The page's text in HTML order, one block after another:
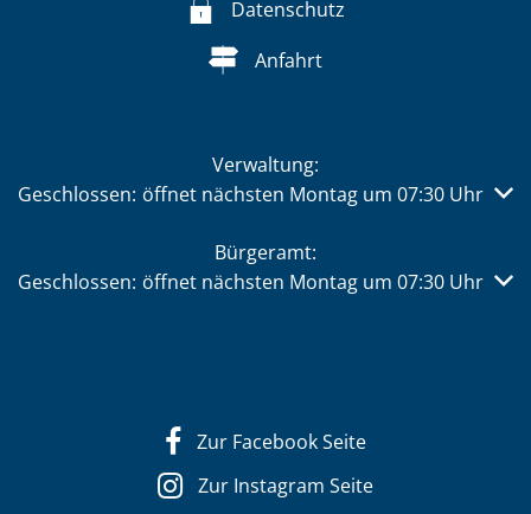
Datenschutz
Anfahrt
Verwaltung:
Klicken, um weitere Öffnungs- oder Schließzeiten
Geschlossen: öffnet nächsten Montag um 07:30 Uhr
Bürgeramt:
Klicken, um weitere Öffnungs- oder Schließzeiten
Geschlossen: öffnet nächsten Montag um 07:30 Uhr
Zur Facebook Seite
Zur Instagram Seite